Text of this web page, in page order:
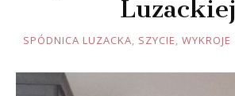
Luzackiej
JOULE
SPÓDNICA LUZACKA, SZYCIE, WYKROJE